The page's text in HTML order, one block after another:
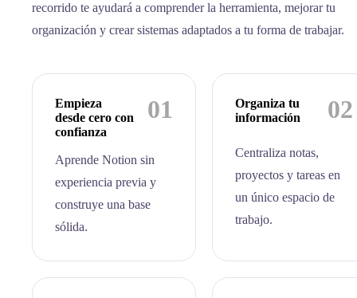
recorrido te ayudará a comprender la herramienta, mejorar tu
organización y crear sistemas adaptados a tu forma de trabajar.
01
Empieza
desde cero con
confianza
Aprende Notion sin
experiencia previa y
construye una base
sólida.
02
Organiza tu
información
Centraliza notas,
proyectos y tareas en
un único espacio de
trabajo.